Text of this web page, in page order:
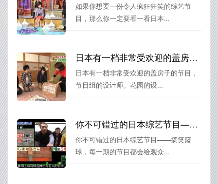
如果你想要一份令人疯狂狂笑的综艺节
目，那么你一定要看一看日本...
日本有一档非常受欢迎的盖房子的节目，你知道叫什么吗？
日本有一档非常受欢迎的盖房子的节目，
节目组的设计师。花园的设...
你不可错过的日本综艺节目——搞笑篮球
你不可错过的日本综艺节目——搞笑篮
球，每一期的节目都会给观众...